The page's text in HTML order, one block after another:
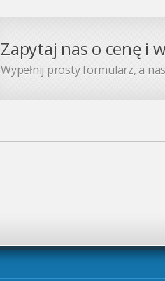
Zapytaj nas o cenę i
Wypełnij prosty formularz, a